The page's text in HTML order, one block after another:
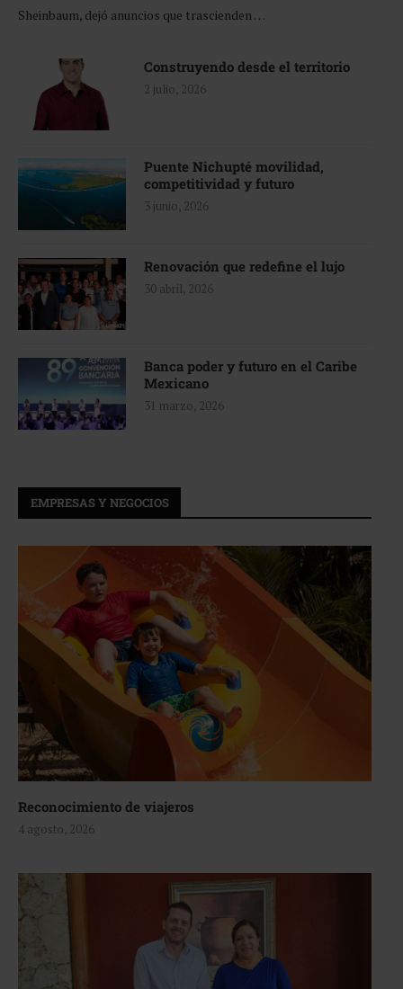
Sheinbaum, dejó anuncios que trascienden …
Construyendo desde el territorio
2 julio, 2026
Puente Nichupté movilidad,
competitividad y futuro
3 junio, 2026
Renovación que redefine el lujo
30 abril, 2026
Banca poder y futuro en el Caribe
Mexicano
31 marzo, 2026
EMPRESAS Y NEGOCIOS
Reconocimiento de viajeros
4 agosto, 2026